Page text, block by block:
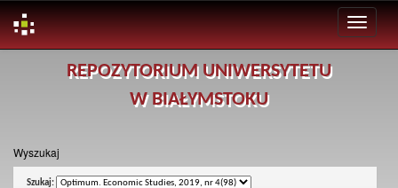
REPOZYTORIUM UNIWERSYTETU
W BIAŁYMSTOKU
Wyszukaj
Szukaj: